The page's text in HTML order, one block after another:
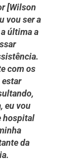
[Wilson
vou ser a
última a
com os
eu vou
hospital
da